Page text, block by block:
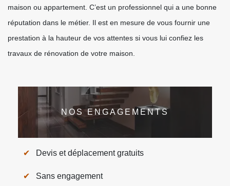
maison ou appartement. C’est un professionnel qui a une bonne
réputation dans le métier. Il est en mesure de vous fournir une
prestation à la hauteur de vos attentes si vous lui confiez les
travaux de rénovation de votre maison.
NOS ENGAGEMENTS
Devis et déplacement gratuits
Sans engagement